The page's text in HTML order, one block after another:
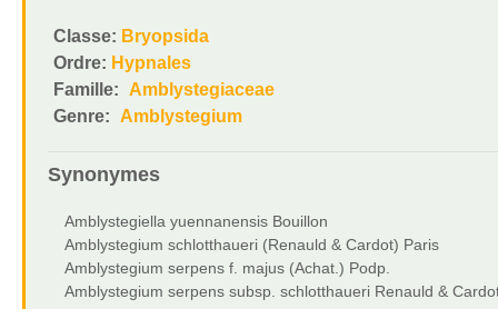
Classe: Bryopsida
Ordre: Hypnales
Famille: Amblystegiaceae
Genre: Amblystegium
Synonymes
Amblystegiella yuennanensis Bouillon
Amblystegium schlotthaueri (Renauld & Cardot) Paris
Amblystegium serpens f. majus (Achat.) Podp.
Amblystegium serpens subsp. schlotthaueri Renauld &